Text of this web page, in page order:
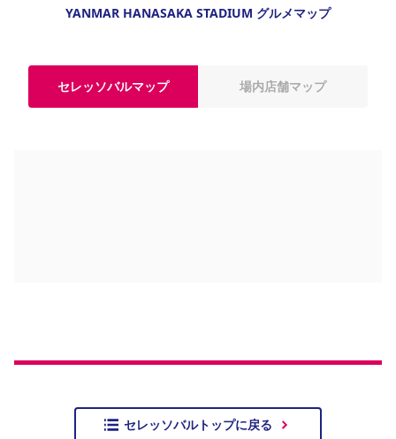
YANMAR HANASAKA STADIUM グルメマップ
セレッソバルマップ 場内店舗マップ
セレッソバルトップに戻る